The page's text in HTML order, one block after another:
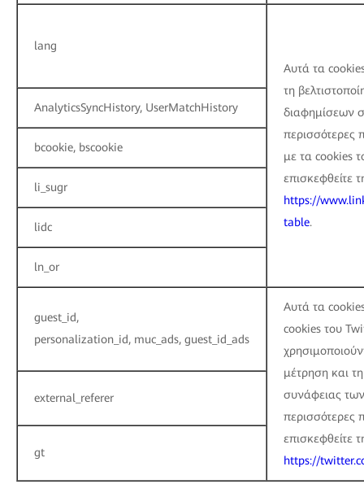
lang
Αυτά τα
τη
διαφημίσεων
περισσότερες
με τα cookies
επισκεφθείτε
https://
table.
AnalyticsSyncHistory, UserMatchHistory
bcookie, bscookie
li_sugr
lidc
ln_or
guest_id,
personalization_id, muc_ads, guest_id_ads
Αυτά τα
cookies του
μέτρηση και
συνάφειας
περισσότερες
επισκεφθείτε
https://
external_referer
gt